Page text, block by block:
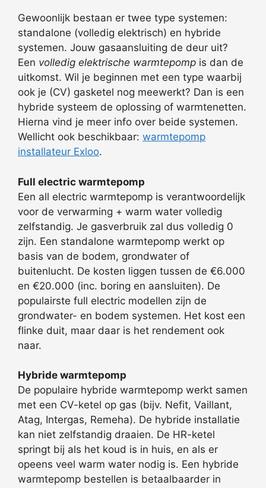
Gewoonlijk bestaan er twee type systemen:
standalone (volledig elektrisch) en hybride
systemen. Jouw gasaansluiting de deur uit?
Een volledig elektrische warmtepomp is dan de
uitkomst. Wil je beginnen met een type waarbij
ook je (CV) gasketel nog meewerkt? Dan is een
hybride systeem de oplossing of warmtenetten.
Hierna vind je meer info over beide systemen.
Wellicht ook beschikbaar: warmtepomp
installateur Exloo.
Full electric warmtepomp
Een all electric warmtepomp is verantwoordelijk
voor de verwarming + warm water volledig
zelfstandig. Je gasverbruik zal dus volledig 0
zijn. Een standalone warmtepomp werkt op
basis van de bodem, grondwater of
buitenlucht. De kosten liggen tussen de €6.000
en €20.000 (inc. boring en aansluiten). De
populairste full electric modellen zijn de
grondwater- en bodem systemen. Het kost een
flinke duit, maar daar is het rendement ook
naar.
Hybride warmtepomp
De populaire hybride warmtepomp werkt samen
met een CV-ketel op gas (bijv. Nefit, Vaillant,
Atag, Intergas, Remeha). De hybride installatie
kan niet zelfstandig draaien. De HR-ketel
springt bij als het koud is in huis, en als er
opeens veel warm water nodig is. Een hybride
warmtepomp bestellen is betaalbaarder in